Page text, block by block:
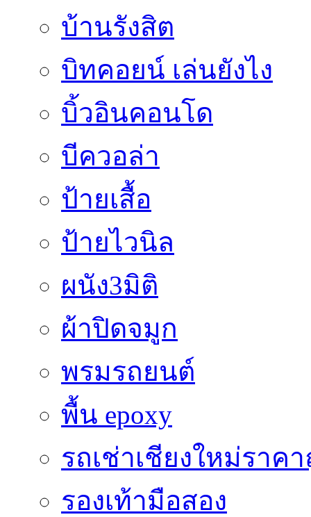
บ้านรังสิต
บิทคอยน์ เล่นยังไง
บิ้วอินคอนโด
บีควอล่า
ป้ายเสื้อ
ป้ายไวนิล
ผนัง3มิติ
ผ้าปิดจมูก
พรมรถยนต์
พื้น epoxy
รถเช่าเชียงใหม่ราค
รองเท้ามือสอง